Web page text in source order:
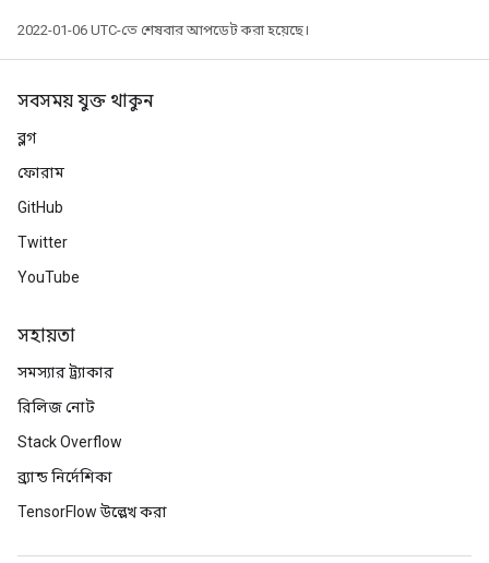
2022-01-06 UTC-তে শেষবার আপডেট করা হয়েছে।
সবসময় যুক্ত থাকুন
ব্লগ
ফোরাম
GitHub
Twitter
YouTube
সহায়তা
সমস্যার ট্র্যাকার
রিলিজ নোট
Stack Overflow
ব্র্যান্ড নির্দেশিকা
TensorFlow উল্লেখ করা